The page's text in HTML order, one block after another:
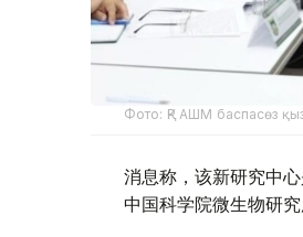
Фото: ҚР АШМ баспасөз
消息称，该新研究中
中国科学院微生物研